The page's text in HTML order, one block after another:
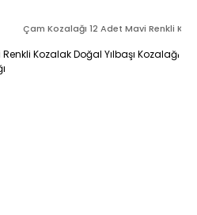
Çam Kozalağı 12 Adet Mavi Renkli